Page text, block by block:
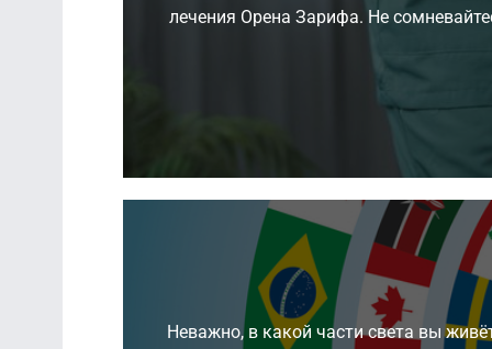
лечения Орена Зарифа. Не
Неважно, в какой части света вы